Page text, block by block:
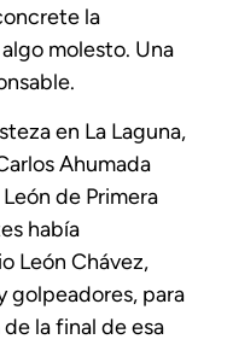
la
molesto. Una
en La Laguna,
Ahumada
de Primera
había
León Chávez,
golpeadores, para
la final de esa